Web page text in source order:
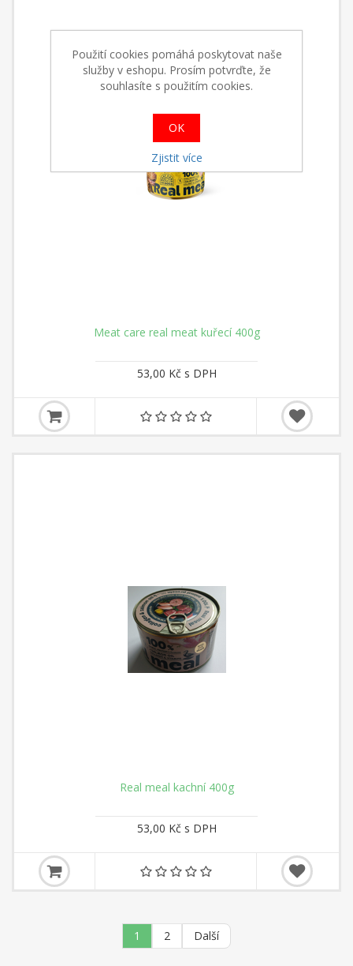
Meat care real meat kuřecí 400g
53,00 Kč s DPH
Real meal kachní 400g
53,00 Kč s DPH
1 2 Další
Použití cookies pomáhá poskytovat naše
služby v eshopu. Prosím potvrďte, že
souhlasíte s použitím cookies.
OK
Zjistit více